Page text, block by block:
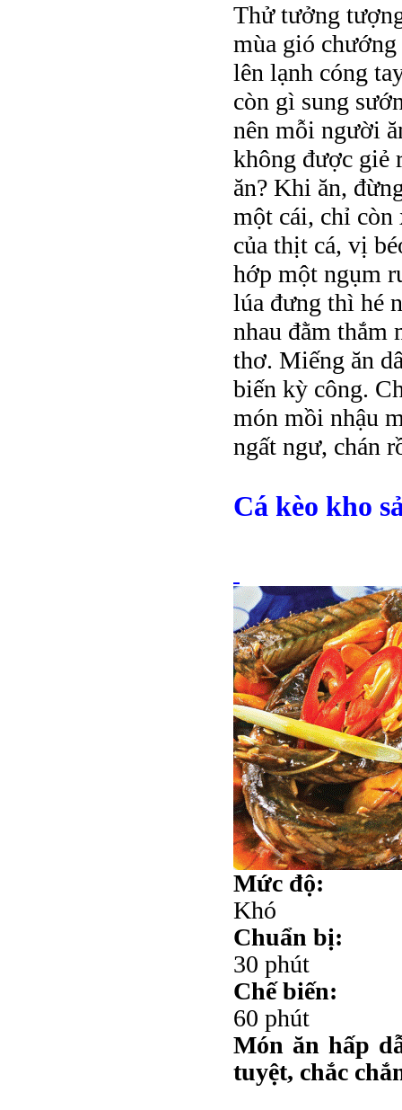
Thử tưởng
mùa gió
lên lạnh cóng
còn gì sung
nên mỗi người
không được giẻ
ăn? Khi ăn,
một cái, chỉ
của thịt cá, vị
hớp một ngụm
lúa đưng thì hé
nhau đằm thắm
thơ. Miếng ăn
biến kỳ công.
món mồi nhậu
ngất ngư, chán
Cá kèo kho
Mức độ:
Khó
Chuẩn bị:
30 phút
Chế biến:
60 phút
Món ăn hấp
tuyệt, chắc